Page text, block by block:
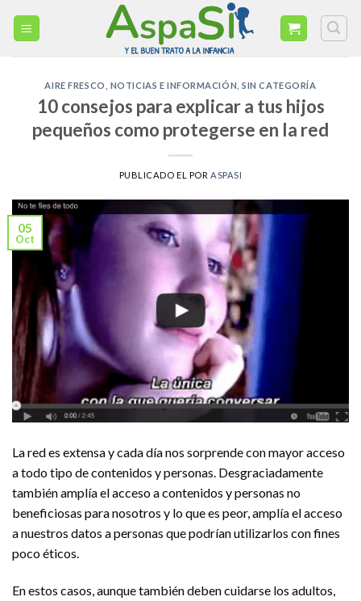
AIRE FRESCO NOTICIAS E INFORMACIÓN ,SIN CATEGORÍA
10 consejos para explicar a tus hijos
pequeños como protegerse en la red
PUBLICADO EL POR ASPASI
05
Oct
La red es extensa y cada día nos sorprende con mayor acceso
a todo tipo de contenidos y personas. Desgraciadamente
también amplía el acceso a contenidos y personas no
beneficiosas para nosotros y lo que es peor, amplía el acceso
a nuestros datos a personas que podrían utilizarlos con fines
poco éticos.
En estos casos, aunque también deben cuidarse los adultos,